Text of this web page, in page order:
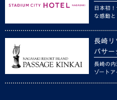
日本初
な感動と
長崎リ
パサー
長崎の内
ゾートア